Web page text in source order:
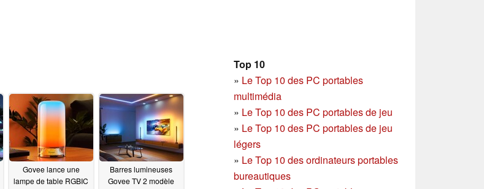
Top 10
» Le Top 10 des PC portables
multimédia
» Le Top 10 des PC portables de jeu
» Le Top 10 des PC portables de jeu
légers
» Le Top 10 des ordinateurs portables
bureautiques
Govee lance une
lampe de table RGBIC
Barres lumineuses
Govee TV 2 modèle